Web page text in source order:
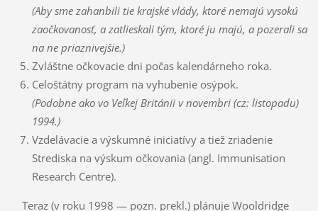
(Aby sme zahanbili tie krajské vlády, ktoré nemajú vysokú
zaočkovanosť, a zatlieskali tým, ktoré ju majú, a pozerali sa
na ne priaznivejšie.)
Zvláštne očkovacie dni počas kalendárneho roka.
Celoštátny program na vyhubenie osýpok.
(Podobne ako vo Veľkej Británii v novembri (cz: listopadu)
1994.)
Vzdelávacie a výskumné iniciatívy a tiež zriadenie
Strediska na výskum očkovania (angl. Immunisation
Research Centre).
Teraz (v roku 1998 — pozn. prekl.) plánuje Wooldridge